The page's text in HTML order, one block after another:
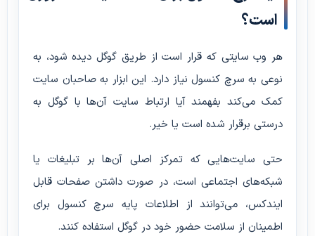
است؟
هر وب سایتی که قرار است از طریق گوگل دیده شود، به
نوعی به سرچ کنسول نیاز دارد. این ابزار به صاحبان سایت
کمک می‌کند بفهمند آیا ارتباط سایت آن‌ها با گوگل به
درستی برقرار شده است یا خیر.
حتی سایت‌هایی که تمرکز اصلی آن‌ها بر تبلیغات یا
شبکه‌های اجتماعی است، در صورت داشتن صفحات قابل
ایندکس، می‌توانند از اطلاعات پایه سرچ کنسول برای
اطمینان از سلامت حضور خود در گوگل استفاده کنند.